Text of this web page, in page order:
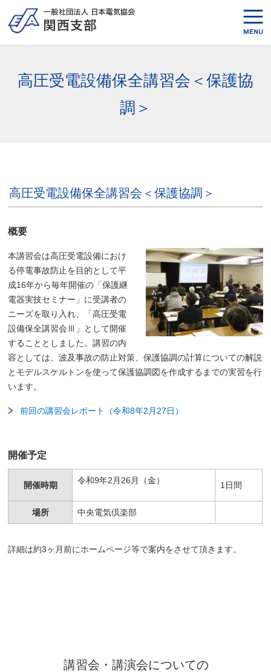
高圧受電設備保全講習会＜保護協
調＞
高圧受電設備保全講習会＜保護協調＞
概要
本講習会は高圧受電設備におけ
る停電事故防止を目的として平
成16年から毎年開催の「保護継
電器実技セミナー」に受講者の
ニーズを取り入れ、「高圧受電
設備保全講習会Ⅲ」として開催
することとしました。講習の内
容としては、波及事故の防止対策、保護協調の計算についての解説
とモデルスケルトンを使って保護協調図を作成するまでの実習を行
います。
前回の講習会レポート（令和8年2月27日）
開催予定
開催時期 令和9年2月26月（金） 1日間
場所 中央電気倶楽部
詳細は約3ヶ月前にホームページ等で案内をさせて頂きます。
講習会・講演会についての